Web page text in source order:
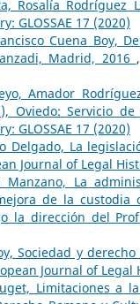
Rosalía
GLOSSAE 17 (2020)
Cuena Boy,
Madrid, 2016 ,
Amador
Oviedo: Servicio
GLOSSAE 17 (2020)
Delgado, La
Journal of Legal
Manzano, La
de la custodia
la dirección del
Sociedad y
Journal of Legal
Limitaciones a